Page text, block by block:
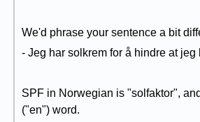
We'd phrase your sentence a bit
- Jeg har solkrem for å hindre at jeg
SPF in Norwegian is "solfaktor",
("en") word.